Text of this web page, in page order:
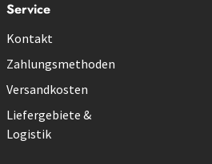
Service
Kontakt
Zahlungsmethoden
Versandkosten
Liefergebiete &
Logistik